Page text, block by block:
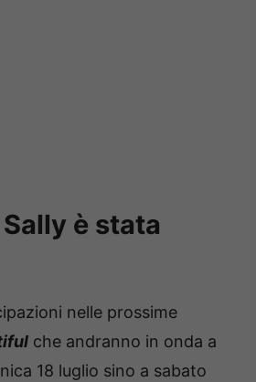
è stata
nelle prossime
che andranno in onda a
18 luglio sino a sabato